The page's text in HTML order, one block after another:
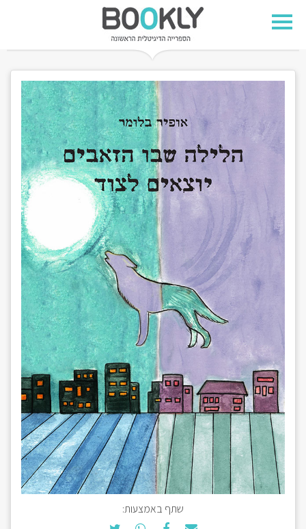
שתף באמצעות: